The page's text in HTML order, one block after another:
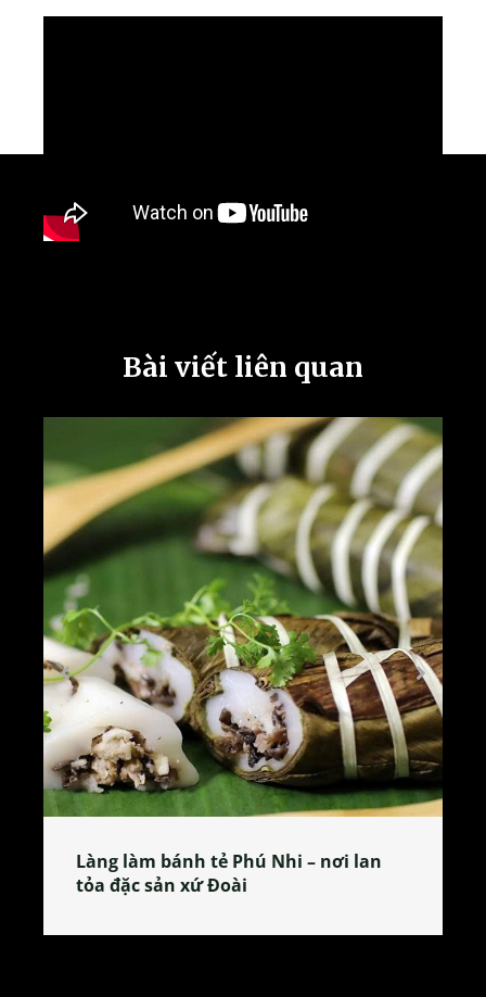
Bài viết liên quan
Làng làm bánh tẻ Phú Nhi – nơi lan
tỏa đặc sản xứ Đoài